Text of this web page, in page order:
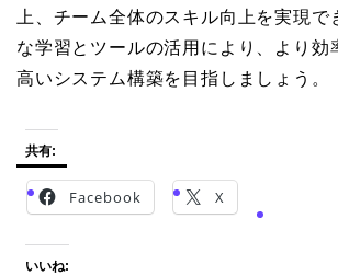
上、チーム全体のスキル向上を実現で
な学習とツールの活用により、より効
高いシステム構築を目指しましょう。
共有:
Facebook X
いいね: